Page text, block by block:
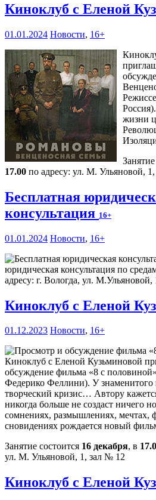
Киноклуб с Еленой
01.01.2024 Новости, 16+
жизни
17.00 по адресу: ул. М. Ульяновой,
Бесплатная
консультация 16+
01.01.2024 Новости, 16+
юридическая консультация по
адресу: г. Вологда, ул.
Киноклуб с Еленой
01.12.2023 Новости, 16+
Киноклуб с Еленой Кузьминовой
обсуждение фильма «8 с
Федерико Феллини). У знаменитого
творческий кризис… Автору
никогда больше не создаст ничего
сомнениях, размышлениях, мечтах,
сновидениях рождается новый
Занятие состоится 16 декабря, в
ул. М. Ульяновой, 1, зал № 12
Киноклуб с Еленой